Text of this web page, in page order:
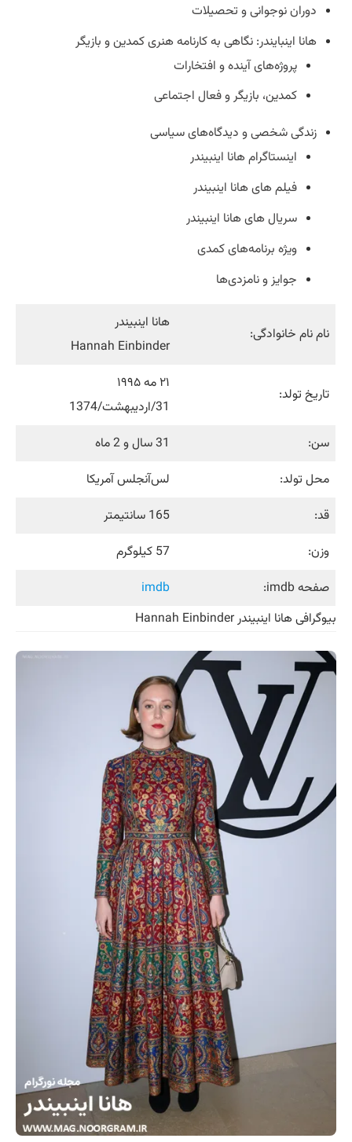
دوران نوجوانی و تحصیلات
هانا اینبایندر: نگاهی به کارنامه هنری کمدین و بازیگر
پروژه‌های آینده و افتخارات
کمدین، بازیگر و فعال اجتماعی
زندگی شخصی و دیدگاه‌های سیاسی
اینستاگرام هانا اینبیندر
فیلم های هانا اینبیندر
سریال های هانا اینبیندر
ویژه برنامه‌های کمدی
جوایز و نامزدی‌ها
نام نام خانوادگی:
هانا اینبیندر
Hannah Einbinder
تاریخ تولد:
۲۱ مه ۱۹۹۵
31/اردیبهشت/1374
سن:
31 سال و 2 ماه
محل تولد:
لس‌آنجلس آمریکا
قد:
165 سانتیمتر
وزن:
57 کیلوگرم
صفحه imdb:
imdb
بیوگرافی هانا اینبیندر Hannah Einbinder